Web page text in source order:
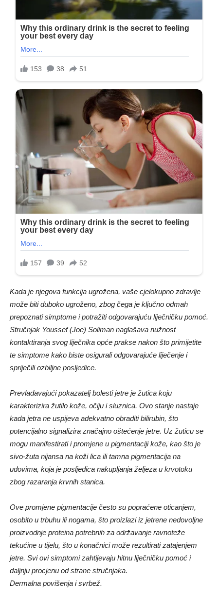
Kada je njegova funkcija ugrožena, vaše cjelokupno zdravlje
može biti duboko ugroženo, zbog čega je ključno odmah
prepoznati simptome i potražiti odgovarajuću liječničku pomoć.
Stručnjak Youssef (Joe) Soliman naglašava nužnost
kontaktiranja svog liječnika opće prakse nakon što primijetite
te simptome kako biste osigurali odgovarajuće liječenje i
spriječili ozbiljne posljedice.
Prevladavajući pokazatelj bolesti jetre je žutica koju
karakterizira žutilo kože, očiju i sluznica. Ovo stanje nastaje
kada jetra ne uspijeva adekvatno obraditi bilirubin, što
potencijalno signalizira značajno oštećenje jetre. Uz žuticu se
mogu manifestirati i promjene u pigmentaciji kože, kao što je
sivo-žuta nijansa na koži lica ili tamna pigmentacija na
udovima, koja je posljedica nakupljanja željeza u krvotoku
zbog razaranja krvnih stanica.
Ove promjene pigmentacije često su popraćene oticanjem,
osobito u trbuhu ili nogama, što proizlazi iz jetrene nedovoljne
proizvodnje proteina potrebnih za održavanje ravnoteže
tekućine u tijelu, što u konačnici može rezultirati zatajenjem
jetre. Svi ovi simptomi zahtijevaju hitnu liječničku pomoć i
daljnju procjenu od strane stručnjaka.
Dermalna povišenja i svrbež.